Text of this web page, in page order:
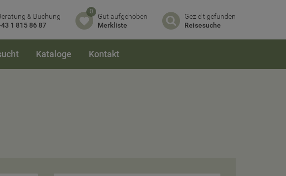
& Buchung
1 815 86 87
0
Gut aufgehoben
Merkliste
Gezielt gefunden
Reisesuche
Kataloge Kontakt